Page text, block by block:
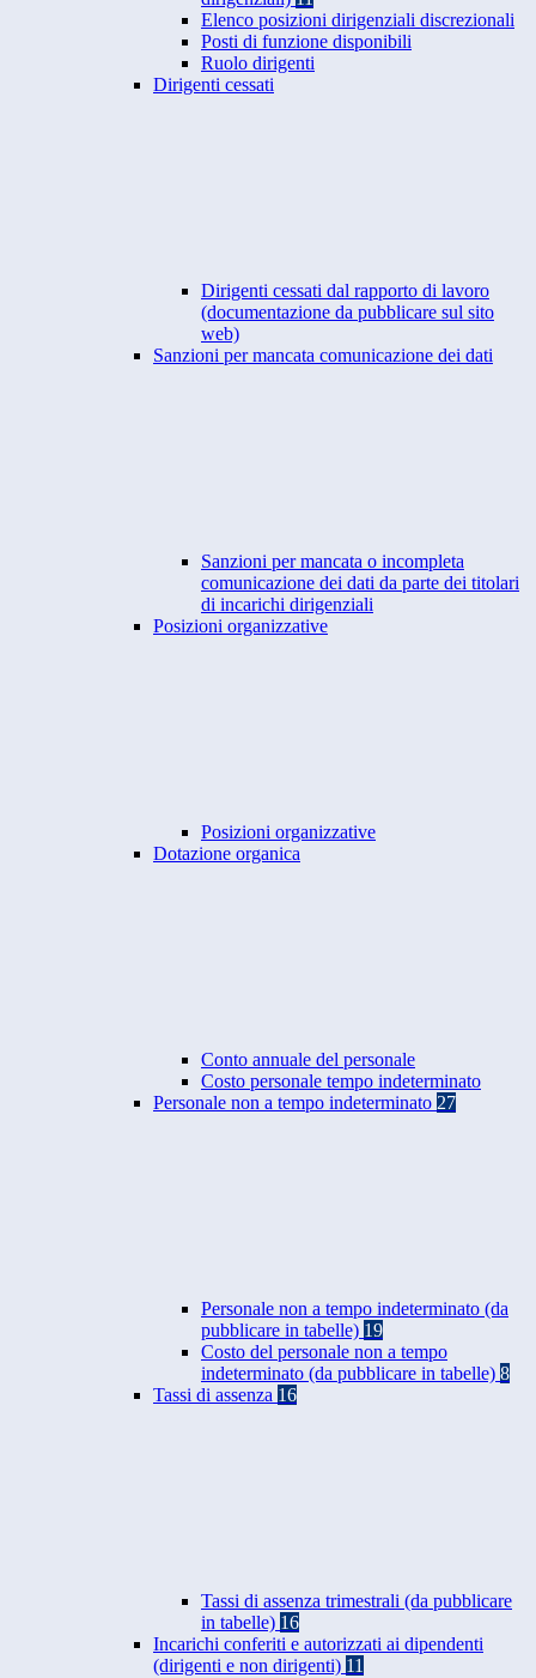
Elenco posizioni dirigenziali discrezionali
Posti di funzione disponibili
Ruolo dirigenti
Dirigenti cessati
Dirigenti cessati dal rapporto di lavoro
(documentazione da pubblicare sul sito
web)
Sanzioni per mancata comunicazione dei dati
Sanzioni per mancata o incompleta
comunicazione dei dati da parte dei titolari
di incarichi dirigenziali
Posizioni organizzative
Posizioni organizzative
Dotazione organica
Conto annuale del personale
Costo personale tempo indeterminato
Personale non a tempo indeterminato 27
Personale non a tempo indeterminato (da
pubblicare in tabelle) 19
Costo del personale non a tempo
indeterminato (da pubblicare in tabelle) 8
Tassi di assenza 16
Tassi di assenza trimestrali (da pubblicare
in tabelle) 16
Incarichi conferiti e autorizzati ai dipendenti
(dirigenti e non dirigenti) 11